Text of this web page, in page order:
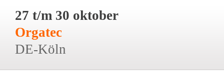
27 t/m 30 oktober
Orgatec
DE-Köln